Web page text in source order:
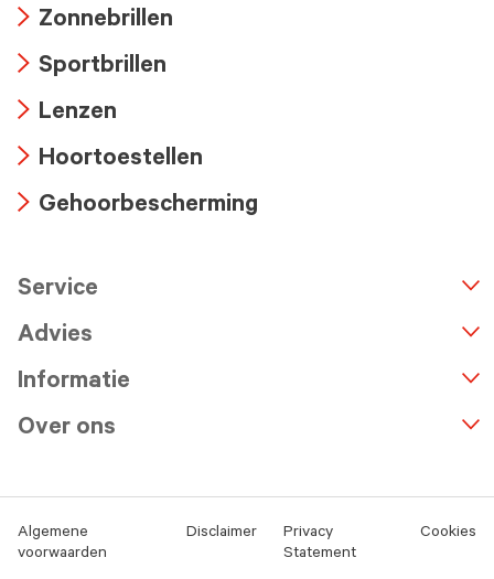
icon
icon
Zonnebrillen
icon
Sportbrillen
icon
Lenzen
icon
Hoortoestellen
Gehoorbescherming
Service
Advies
Informatie
Over ons
Algemene
voorwaarden
Disclaimer
Privacy
Statement
Cookies